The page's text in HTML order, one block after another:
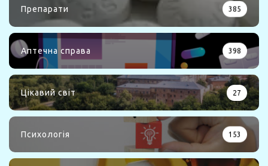
Препарати 385
Аптечна справа 398
Цікавий світ 27
Психологія 153